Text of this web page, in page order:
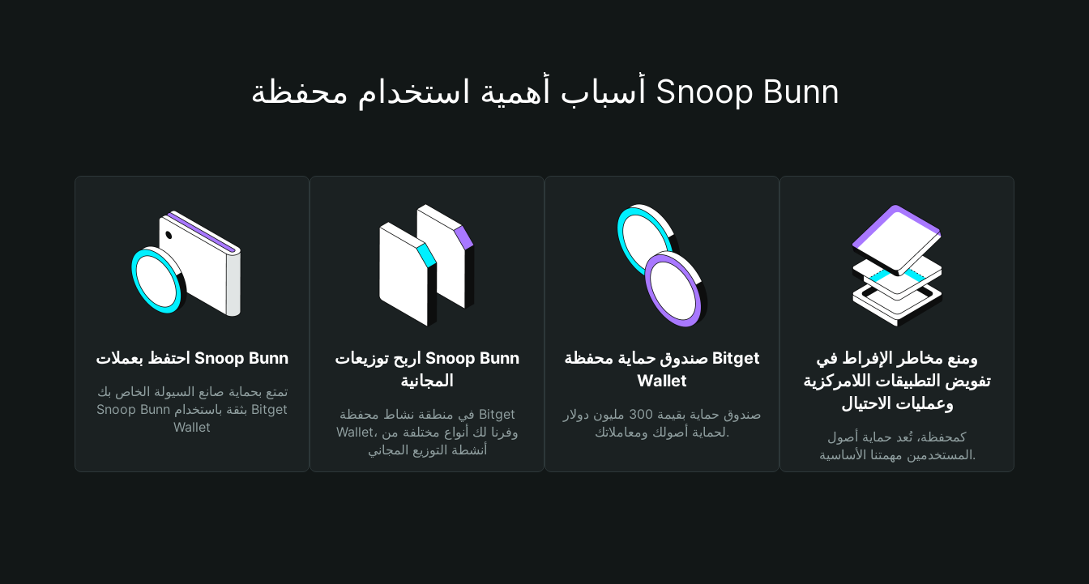
أسباب أهمية استخدام محفظة Snoop Bunn
احتفظ بعملات Snoop Bunn
تمتع بحماية صانع السيولة الخاص بك
Snoop Bunn بثقة باستخدام Bitget
Wallet
اربح توزيعات Snoop Bunn
المجانية
في منطقة نشاط محفظة Bitget
Wallet، وفرنا لك أنواع مختلفة من
أنشطة التوزيع المجاني
صندوق حماية محفظة Bitget
Wallet
صندوق حماية بقيمة 300 مليون دولار
لحماية أصولك ومعاملاتك.
ومنع مخاطر الإفراط في
تفويض التطبيقات اللامركزية
وعمليات الاحتيال
كمحفظة، تُعد حماية أصول
المستخدمين مهمتنا الأساسية.